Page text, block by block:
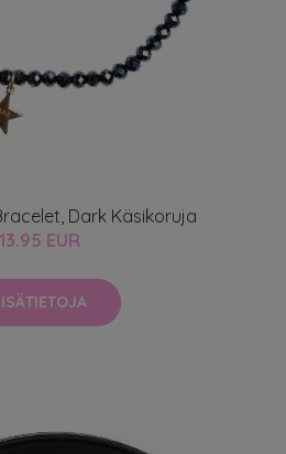
Dark Käsikoruja
13.95 EUR